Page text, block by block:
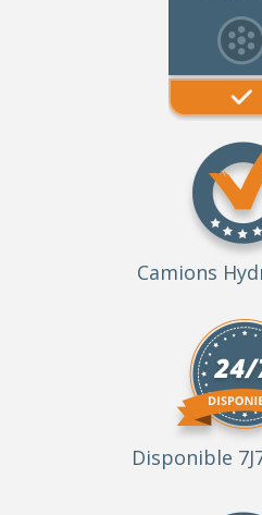
Camions
Disponible